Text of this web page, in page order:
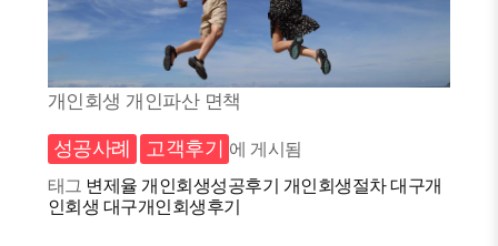
개인회생 개인파산 면책
성공사례 고객후기 에 게시됨
태그 변제율 개인회생성공후기 개인회생절차대구개
인회생 대구개인회생후기